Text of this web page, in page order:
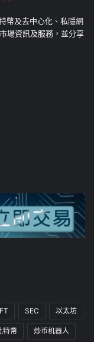
幣及去中心化、私隱網
場資訊及服務，並分享
SEC 以太坊
特幣 炒币机器人